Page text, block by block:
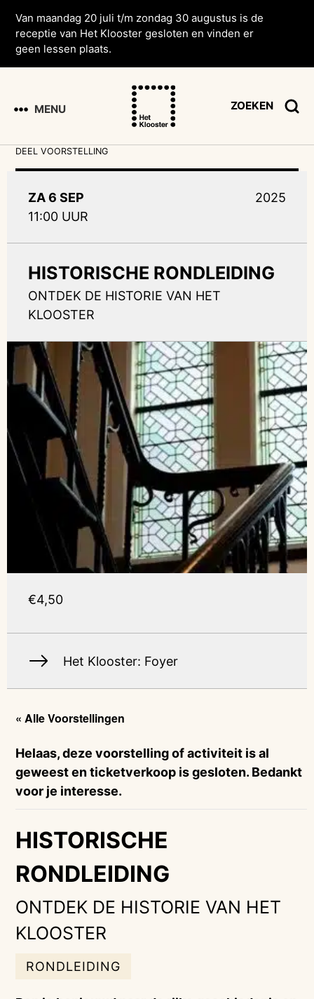
Van maandag 20 juli t/m zondag 30 augustus is de
receptie van Het Klooster gesloten en vinden er
geen lessen plaats.
MENU ZOEKEN
DEEL VOORSTELLING
« Alle Voorstellingen
Helaas, deze voorstelling of activiteit is al
geweest en ticketverkoop is gesloten. Bedankt
voor je interesse.
HISTORISCHE
RONDLEIDING
ONTDEK DE HISTORIE VAN HET
KLOOSTER
RONDLEIDING
ZA 6 SEP
11:00 UUR
2025
HISTORISCHE RONDLEIDING
ONTDEK DE HISTORIE VAN HET
KLOOSTER
€4,50
Het Klooster: Foyer